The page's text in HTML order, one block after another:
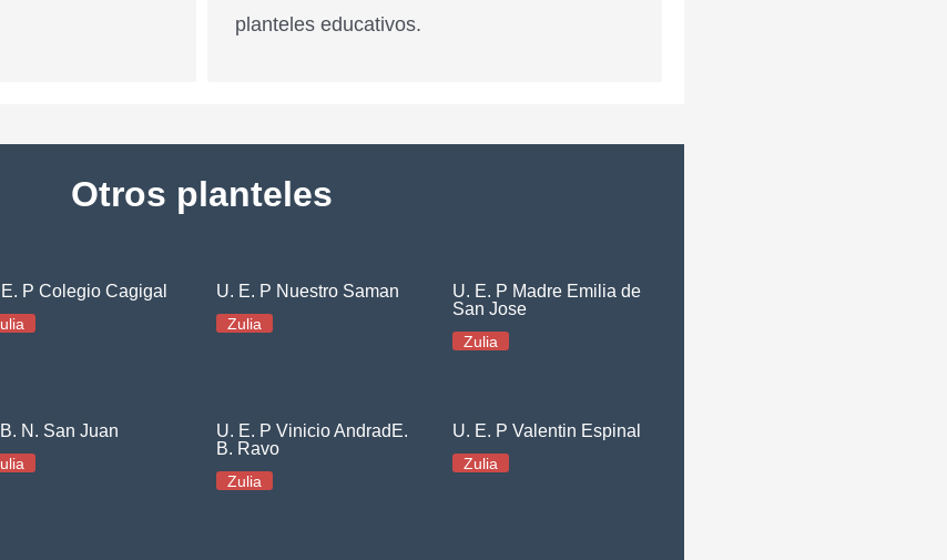
planteles educativos.
Otros planteles
P Colegio Cagigal U. E. P Nuestro Saman
Zulia
U. E. P Madre Emilia de
San Jose
Zulia
N. San Juan
U. E. P Vinicio AndradE.
B. Ravo
Zulia
U. E. P Valentin Espinal
Zulia